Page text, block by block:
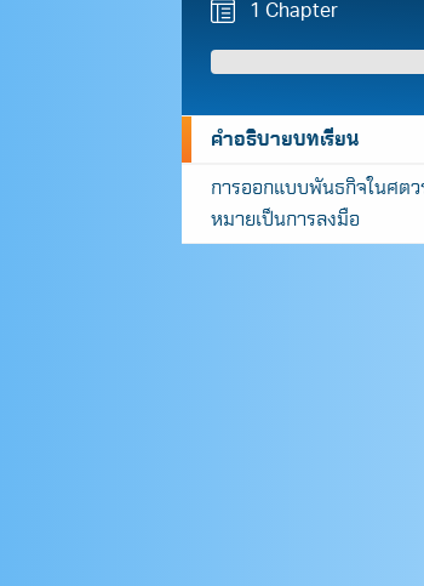
1 Chapter
คำอธิบายบทเรียน
การออกแบบพันธกิจในศตว
หมายเป็นการลงมือ